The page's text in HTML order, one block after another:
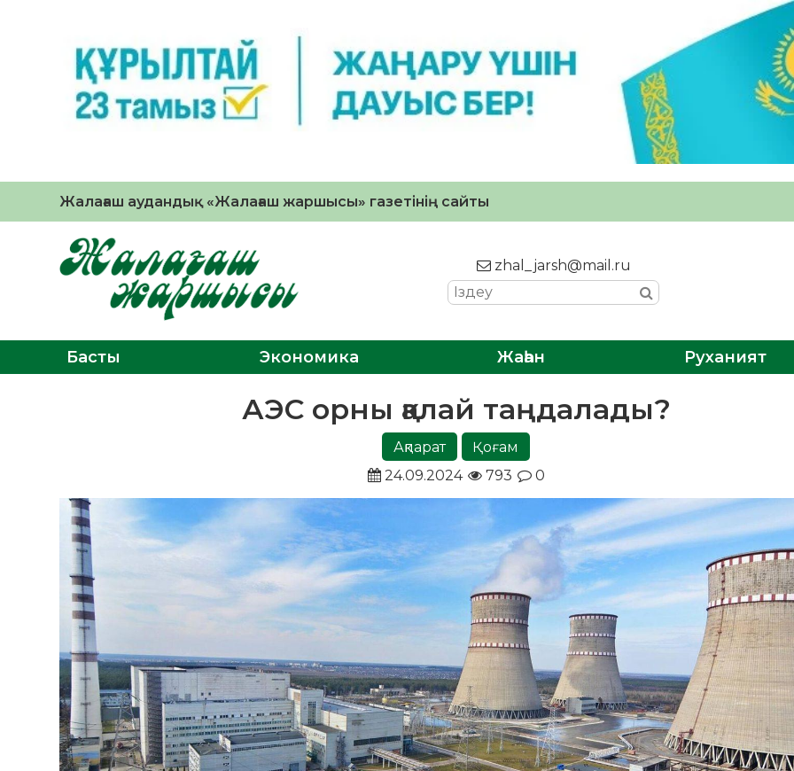
Жалағаш аудандық «Жалағаш жаршысы» газетінің сайты
zhal_jarsh@mail.ru
Басты Экономика Жаһан Руханият
АЭС орны қалай таңдалады?
Ақпарат
Қоғам
24.09.2024
793 0